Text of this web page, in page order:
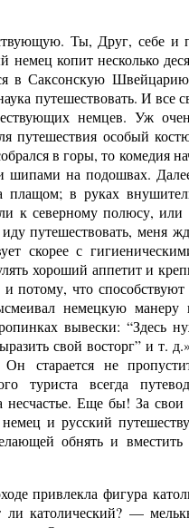
Ты, Друг, себе и
копит несколько
в Саксонскую
путешествовать. И все
немцев. Уж
путешествия особый
в горы, то комедия
на подошвах.
в руках
к северному полюсу,
путешествовать, меня
скорее с
хороший аппетит и
потому, что
немецкую
вывески: “Здесь
свой восторг” и т.
старается не
туриста всегда
Еще бы! За
и русский
обнять и
привлекла фигура
ли католический? —